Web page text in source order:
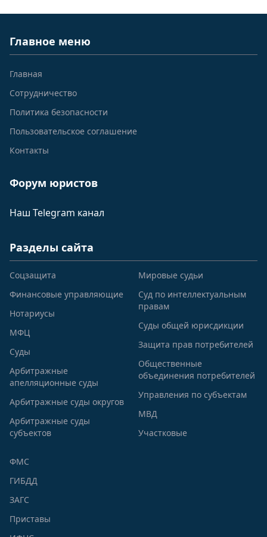
Главное меню
Главная
Сотрудничество
Политика безопасности
Пользовательское соглашение
Контакты
Форум юристов
Наш Telegram канал
Разделы сайта
Соцзащита
Финансовые управляющие
Нотариусы
МФЦ
Суды
Арбитражные
апелляционные суды
Арбитражные суды округов
Арбитражные суды
субъектов
Мировые судьи
Суд по интеллектуальным
правам
Суды общей юрисдикции
Защита прав потребителей
Общественные
объединения потребителей
Управления по субъектам
МВД
Участковые
ФМС
ГИБДД
ЗАГС
Приставы